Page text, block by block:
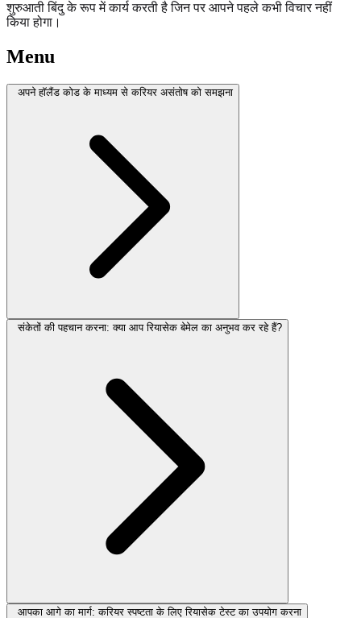
शुरुआती बिंदु के रूप में कार्य करती है जिन पर आपने पहले कभी विचार नहीं
किया होगा।
Menu
अपने हॉलैंड कोड के माध्यम से करियर असंतोष को समझना
संकेतों की पहचान करना: क्या आप रियासेक बेमेल का अनुभव कर रहे हैं?
आपका आगे का मार्ग: करियर स्पष्टता के लिए रियासेक टेस्ट का उपयोग करना